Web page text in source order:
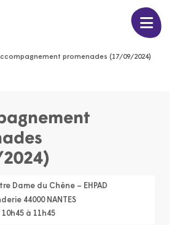
promenades (17/09/2024)
Dame du Chêne – EHPAD
44000 NANTES
à 11h45